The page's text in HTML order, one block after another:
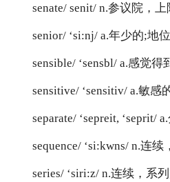
senate/ senit/ n.参议院，上
senior/ ‘si:nj/ a.年少的;地
sensible/ ‘sensbl/ a.感觉得
sensitive/ ‘sensitiv/ a.敏感
separate/ ‘sepreit, ‘seprit/
sequence/ ‘si:kwns/ n.连
series/ ‘siri:z/ n.连续，系